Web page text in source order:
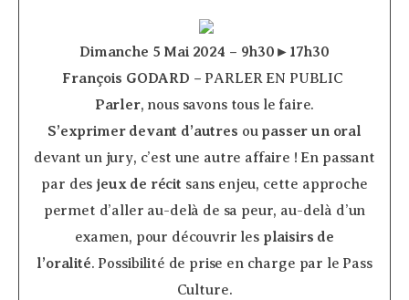
Dimanche 5 Mai 2024 – 9h30►17h30
François GODARD – PARLER EN PUBLIC ­
Parler, nous savons tous le faire.
S’exprimer devant d’autres ou passer un oral
devant un jury, c’est une autre affaire ! En passant
par des jeux de récit sans enjeu, cette approche
permet d’aller au-delà de sa peur, au-delà d’un
examen, pour découvrir les plaisirs de
l’oralité. Possibilité de prise en charge par le Pass
Culture.